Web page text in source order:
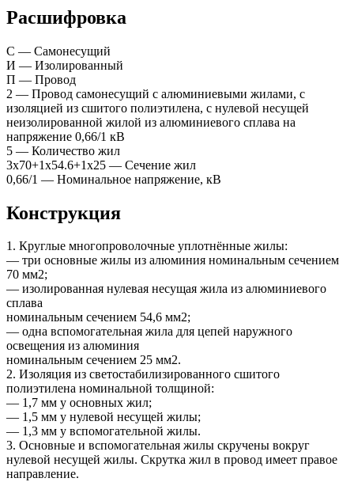
Расшифровка
С — Самонесущий
И — Изолированный
П — Провод
2 — Провод самонесущий с алюминиевыми жилами, с
изоляцией из сшитого полиэтилена, с нулевой несущей
неизолированной жилой из алюминиевого сплава на
напряжение 0,66/1 кВ
5 — Количество жил
3х70+1х54.6+1х25 — Сечение жил
0,66/1 — Номинальное напряжение, кВ
Конструкция
1. Круглые многопроволочные уплотнённые жилы:
— три основные жилы из алюминия номинальным сечением
70 мм2;
— изолированная нулевая несущая жила из алюминиевого
сплава
номинальным сечением 54,6 мм2;
— одна вспомогательная жила для цепей наружного
освещения из алюминия
номинальным сечением 25 мм2.
2. Изоляция из светостабилизированного сшитого
полиэтилена номинальной толщиной:
— 1,7 мм у основных жил;
— 1,5 мм у нулевой несущей жилы;
— 1,3 мм у вспомогательной жилы.
3. Основные и вспомогательная жилы скручены вокруг
нулевой несущей жилы. Скрутка жил в провод имеет правое
направление.